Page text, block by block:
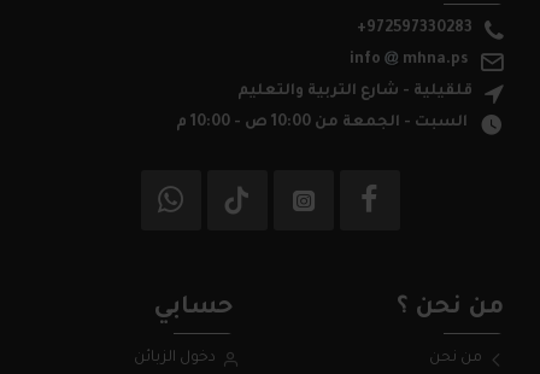
+972597330283
info
mhna.ps
قلقيلية - شارع التربية والتعليم
السبت - الجمعة من 10:00 ص - 10:00 م
من نحن ؟
من نحن
حسابي
دخول الزبائن